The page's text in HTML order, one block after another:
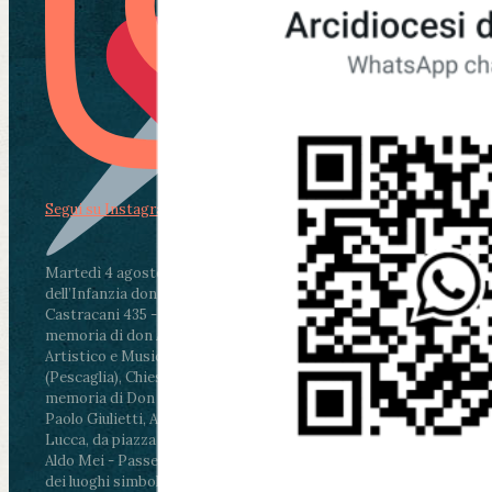
Martedì 4 agosto2026
ore 11:30 - Lucca, Scuola
dell’Infanzia don Aldo Mei - Viale Castruccio
Castracani 435 - Inaugurazione murales in
memoria di don Aldo Mei curato dal Liceo
Artistico e Musicale “Passaglia”
ore 18 - Fiano
(Pescaglia), Chiesa parrocchiale - Messa in
memoria di Don Aldo Mei celebrata da mons.
Paolo Giulietti, Arcivescovo di Lucca
ore 20.30 -
Lucca, da piazza San Michele al Cippo di don
Aldo Mei - Passeggiata della Memoria in alcuni
dei luoghi simbolo della città. Ritrovo alle ore
Segui su Instagram